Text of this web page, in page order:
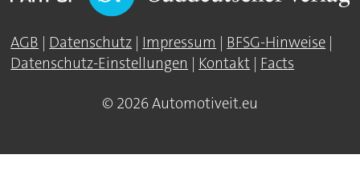
AGB | Datenschutz | Impressum | BFSG-Hinweise |
Datenschutz-Einstellungen | Kontakt | Facts
© 2026 Automotiveit.eu